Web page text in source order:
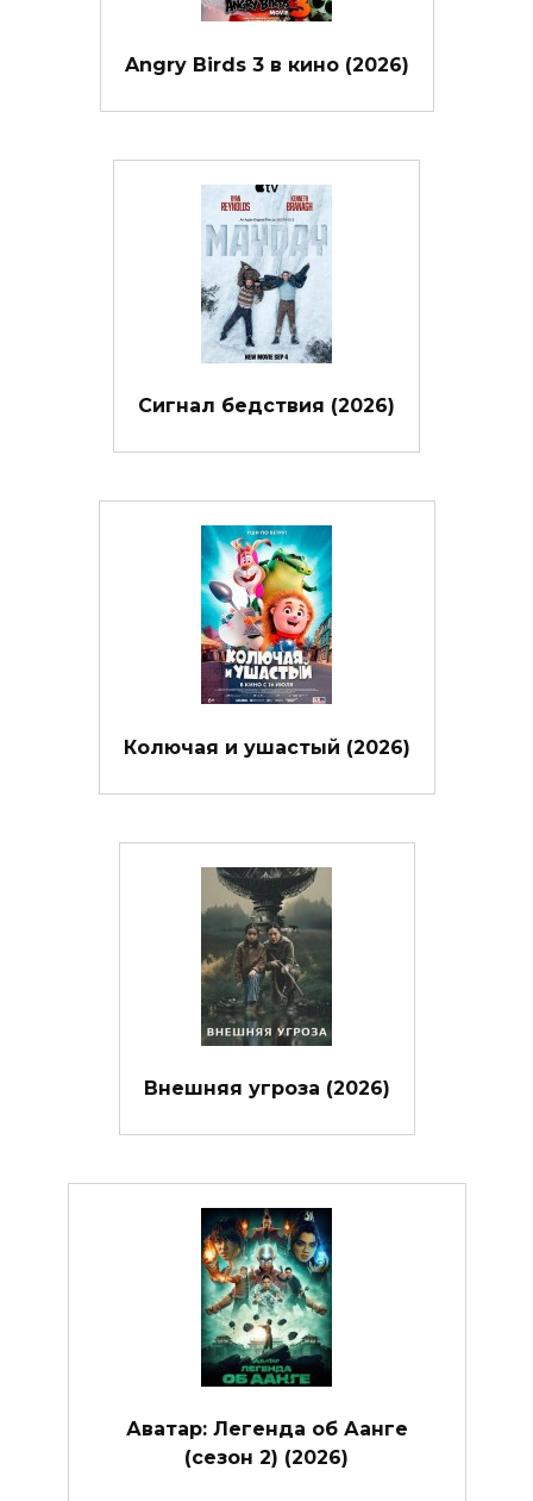
Angry Birds 3 в кино (2026)
Сигнал бедствия (2026)
Колючая и ушастый (2026)
Внешняя угроза (2026)
Аватар: Легенда об Аанге
(сезон 2) (2026)